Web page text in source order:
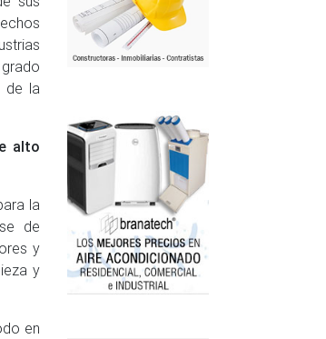
de la
alto
la
de
y
y
en